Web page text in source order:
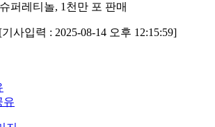
퍼레티놀, 1천만 포 판매
[기사입력 : 2025-08-14 오후 12:15:59]